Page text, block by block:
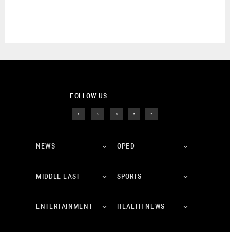
FOLLOW US
NEWS OPED
MIDDLE EAST SPORTS
ENTERTAINMENT HEALTH NEWS